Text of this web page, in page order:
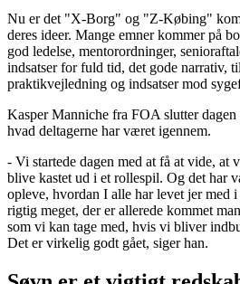
Nu er det "X-Borg" og "Z-Købing"
deres ideer. Mange emner kommer på
god ledelse, mentorordninger,
indsatser for fuld tid, det gode narrativ,
praktikvejledning og indsatser mod
Kasper Manniche fra FOA slutter dagen
hvad deltagerne har været igennem.
- Vi startede dagen med at få at vide, at
blive kastet ud i et rollespil. Og det har
opleve, hvordan I alle har levet jer med
rigtig meget, der er allerede kommet
som vi kan tage med, hvis vi bliver
Det er virkelig godt gået, siger han.